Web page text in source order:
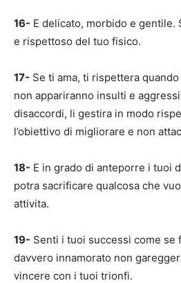
16- E delicato, morbido e gentile.
e rispettoso del tuo fisico.
17- Se ti ama, ti rispettera
non appariranno insulti e
disaccordi, li gestira in modo
l’obiettivo di migliorare e non
18- E in grado di anteporre i tuoi
potra sacrificare qualcosa che
attivita.
19- Senti i tuoi successi come se
davvero innamorato non
vincere con i tuoi trionfi.